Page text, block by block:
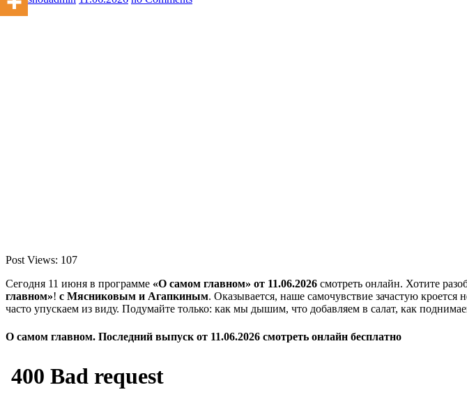
Post Views: 107
Сегодня 11 июня в программе «О самом главном» от 11.06.2026 смотреть онлайн. Хотите
главном»! с Мясниковым и Агапкиным. Оказывается, наше самочувствие зачастую
часто упускаем из виду. Подумайте только: как мы дышим, что добавляем в салат, как
О самом главном. Последний выпуск от 11.06.2026 смотреть онлайн бесплатно